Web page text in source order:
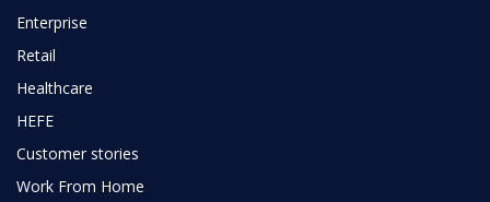
Enterprise
Retail
Healthcare
HEFE
Customer stories
Work From Home